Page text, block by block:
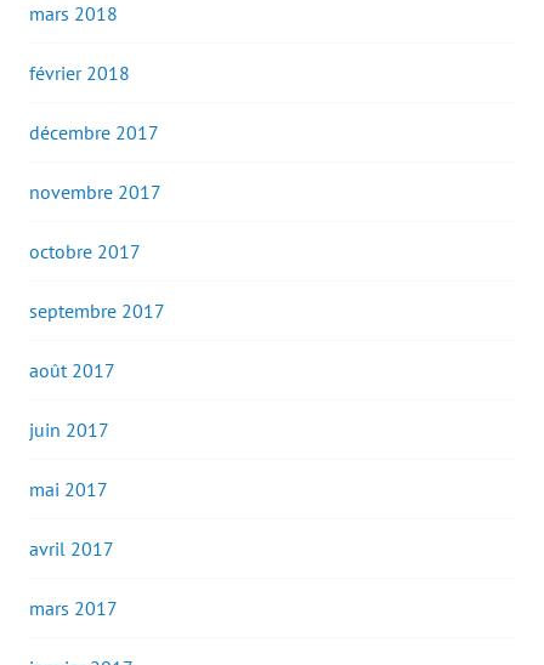
mars 2018
février 2018
décembre 2017
novembre 2017
octobre 2017
septembre 2017
août 2017
juin 2017
mai 2017
avril 2017
mars 2017